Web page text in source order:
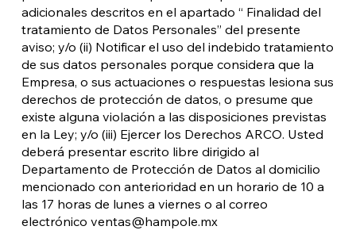
adicionales descritos en el apartado “ Finalidad del
tratamiento de Datos Personales” del presente
aviso; y/o (ii) Notificar el uso del indebido tratamiento
de sus datos personales porque considera que la
Empresa, o sus actuaciones o respuestas lesiona sus
derechos de protección de datos, o presume que
existe alguna violación a las disposiciones previstas
en la Ley; y/o (iii) Ejercer los Derechos ARCO. Usted
deberá presentar escrito libre dirigido al
Departamento de Protección de Datos al domicilio
mencionado con anterioridad en un horario de 10 a
las 17 horas de lunes a viernes o al correo
electrónico ventas@hampole.mx